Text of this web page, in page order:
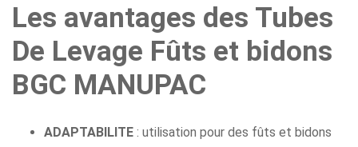
Les avantages des Tubes
De Levage Fûts et bidons
BGC MANUPAC
ADAPTABILITE : utilisation pour des fûts et bidons